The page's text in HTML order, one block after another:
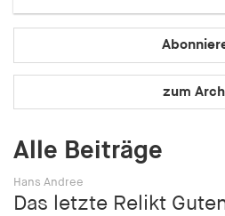
zum
Alle Beiträge
Hans Andree
Das letzte Relikt
Speichert den
für Cookies auf der
fe_typo_user
Name:
fe_typo_user